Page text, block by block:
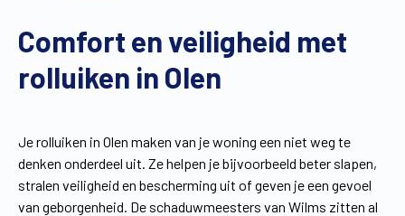
Home
Producten
Contact
Extra
Comfort en veiligheid met
rolluiken in Olen
Je rolluiken in Olen maken van je woning een niet weg te
denken onderdeel uit. Ze helpen je bijvoorbeeld beter slapen,
stralen veiligheid en bescherming uit of geven je een gevoel
van geborgenheid. De schaduwmeesters van Wilms zitten al